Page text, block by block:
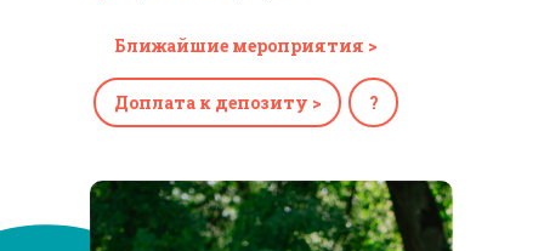
?
Доплата к депозиту >
Ближайшие мероприятия >